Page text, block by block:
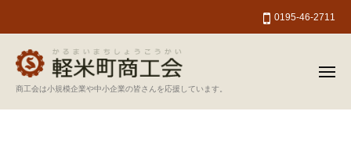
ン
0195-46-2711
軽
米
商工会は小規模企業や中小企業の皆さんを応援しています。
メ
町
商
工
会